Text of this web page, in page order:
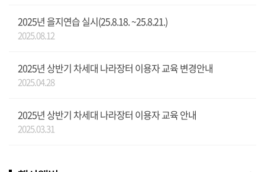
2025년 을지연습 실시(25.8.18. ~25.8.21.)
2025.08.12
2025년 상반기 차세대 나라장터 이용자 교육 변경안내
2025.04.28
2025년 상반기 차세대 나라장터 이용자 교육 안내
2025.03.31